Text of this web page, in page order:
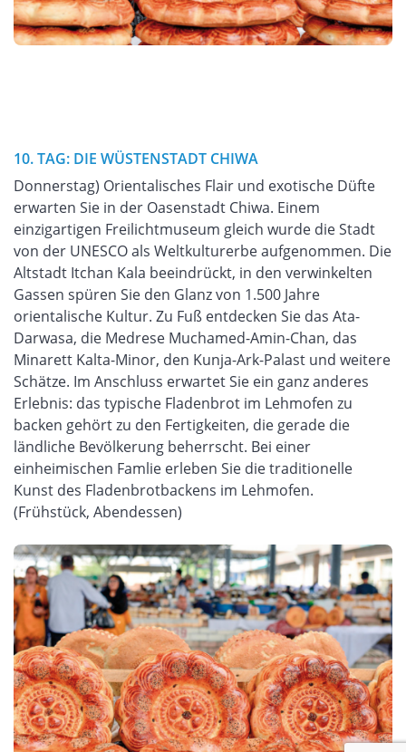
10. TAG: DIE WÜSTENSTADT CHIWA
Donnerstag) Orientalisches Flair und exotische Düfte
erwarten Sie in der Oasenstadt Chiwa. Einem
einzigartigen Freilichtmuseum gleich wurde die Stadt
von der UNESCO als Weltkulturerbe aufgenommen. Die
Altstadt Itchan Kala beeindrückt, in den verwinkelten
Gassen spüren Sie den Glanz von 1.500 Jahre
orientalische Kultur. Zu Fuß entdecken Sie das Ata-
Darwasa, die Medrese Muchamed-Amin-Chan, das
Minarett Kalta-Minor, den Kunja-Ark-Palast und weitere
Schätze. Im Anschluss erwartet Sie ein ganz anderes
Erlebnis: das typische Fladenbrot im Lehmofen zu
backen gehört zu den Fertigkeiten, die gerade die
ländliche Bevölkerung beherrscht. Bei einer
einheimischen Famlie erleben Sie die traditionelle
Kunst des Fladenbrotbackens im Lehmofen.
(Frühstück, Abendessen)